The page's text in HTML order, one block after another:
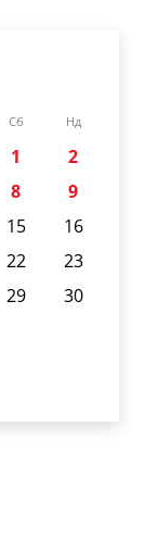
Сб Нд
1
2
8
9
15
16
22
23
29
30